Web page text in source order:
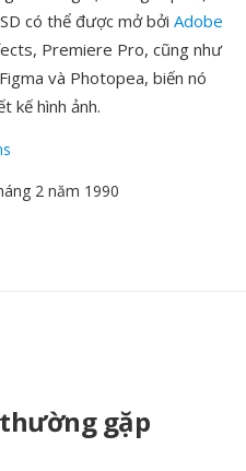
có thể được mở bởi Adobe
Premiere Pro, cũng như
và Photopea, biến nó
kế hình ảnh.
2 năm 1990
gặp